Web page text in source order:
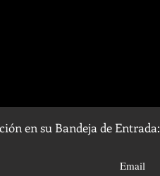
en su Bandeja de Entrada: